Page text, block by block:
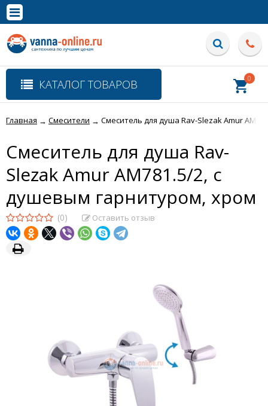
Полная версия сайта
КАТАЛОГ ТОВАРОВ 0
Главная → Смесители → Смеситель для душа Rav-Slezak Amur
Смеситель для душа Rav-
Slezak Amur AM781.5/2, с
душевым гарнитуром, хром
(0) Оставить отзыв